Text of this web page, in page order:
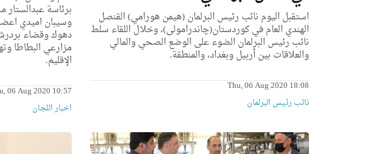
استقبل اليوم نائب رئيس البرلمان (هيمن هورامي) القنصل
الهندي العام في كوردستان(چاندرامولی)،وخلال اللقاء سلط
نائب رئيس البرلمان الضوء علی الوضع الصحي والمالي
والعلاقات بين ٲربيل وبغداد، والمنطقة.
Thu, 06 Aug 2020 18:08
نائب رئیس البرلمان
برئاسة
وسيبان اميدي
دهوك وقضاء
مزارعي البطاطا
الإقليم.
06 Aug 2020 10:57
اخبار اللجان